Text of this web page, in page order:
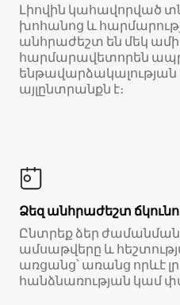
Լիովին կահավորված
խոհանոց և
անհրաժեշտ են մեկ
հարմարավետորեն
այլընտրանքն է։
Ձեզ անհրաժեշտ
Ընտրեք ձեր
ամսաթվերը և
առցանց՝ առանց որևէ
հանձնառության կամ